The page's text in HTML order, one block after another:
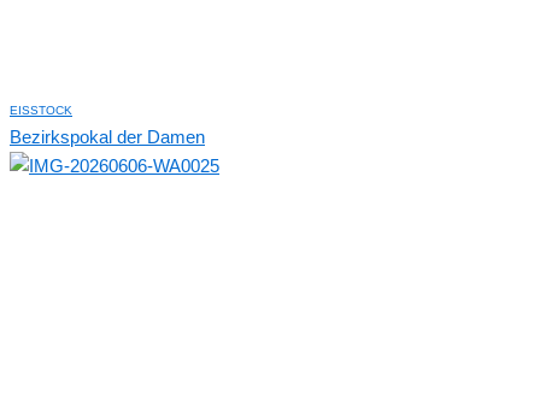
EISSTOCK
Bezirkspokal der Damen